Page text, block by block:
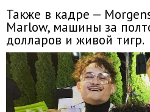
Также в кадре —
Marlow, машины за
долларов и живой тигр.